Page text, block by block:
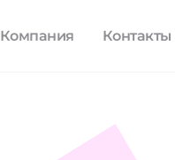
Компания Контакты